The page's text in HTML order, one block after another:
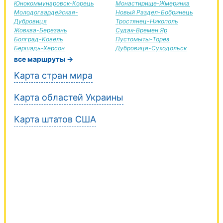
Юнокоммунаровск-Корець
Молодогвардейская-
Дубровиця
Жовква-Березань
Болград-Ковель
Бершадь-Херсон
Монастирище-Жмеринка
Новый Раздел-Бобринець
Тростянец-Никополь
Судак-Времен Яр
Пустомыты-Торез
Дубровиця-Суходольск
все маршруты →
Карта стран мира
Карта областей Украины
Карта штатов США